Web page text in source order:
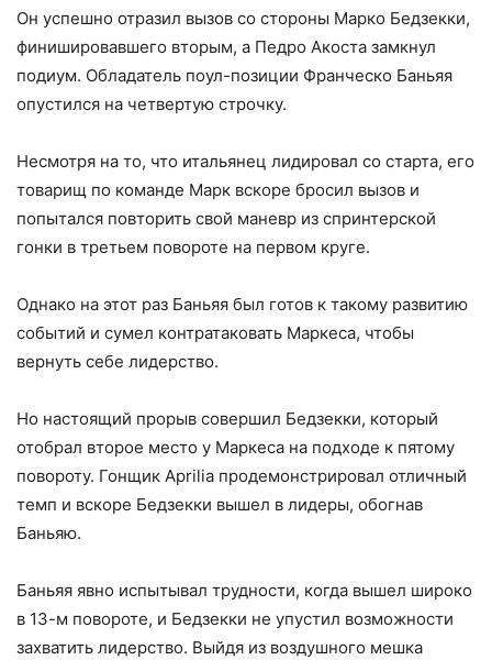
Он успешно отразил вызов со стороны Марко Бедзекки,
финишировавшего вторым, а Педро Акоста замкнул
подиум. Обладатель поул-позиции Франческо Баньяя
опустился на четвертую строчку.
Несмотря на то, что итальянец лидировал со старта, его
товарищ по команде Марк вскоре бросил вызов и
попытался повторить свой маневр из спринтерской
гонки в третьем повороте на первом круге.
Однако на этот раз Баньяя был готов к такому развитию
событий и сумел контратаковать Маркеса, чтобы
вернуть себе лидерство.
Но настоящий прорыв совершил Бедзекки, который
отобрал второе место у Маркеса на подходе к пятому
повороту. Гонщик Aprilia продемонстрировал отличный
темп и вскоре Бедзекки вышел в лидеры, обогнав
Баньяю.
Баньяя явно испытывал трудности, когда вышел широко
в 13-м повороте, и Бедзекки не упустил возможности
захватить лидерство. Выйдя из воздушного мешка